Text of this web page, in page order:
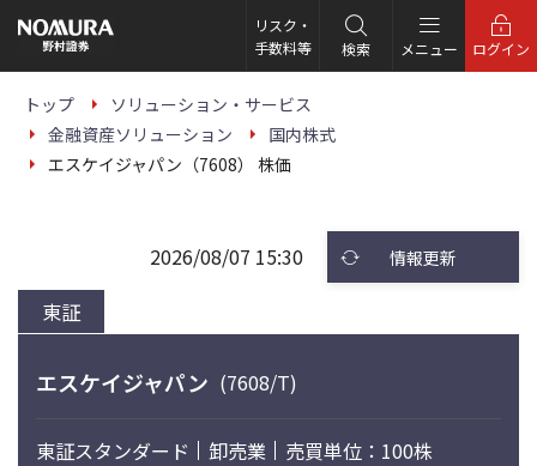
の
ー
リスク・
手数料等
検索 メニュー ログイン
トップ
ソリューション・サービス
金融資産ソリューション
国内株式
エスケイジャパン（7608） 株価
東証
2026/08/07 15:30 情報更新
エスケイジャパン (7608/T)
東証スタンダード 卸売業 売買単位：100株